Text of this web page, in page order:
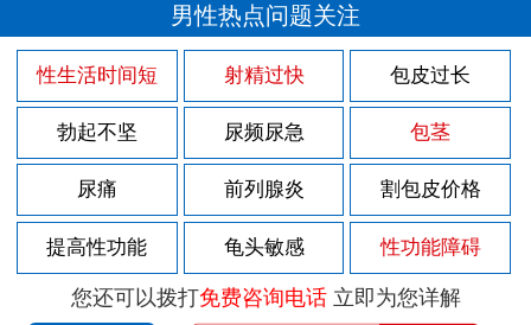
男性热点问题关注
性生活时间短 射精过快 包皮过长
勃起不坚 尿频尿急 包茎
尿痛 前列腺炎 割包皮价格
提高性功能 龟头敏感 性功能障碍
您还可以拨打免费咨询电话立即为您详解